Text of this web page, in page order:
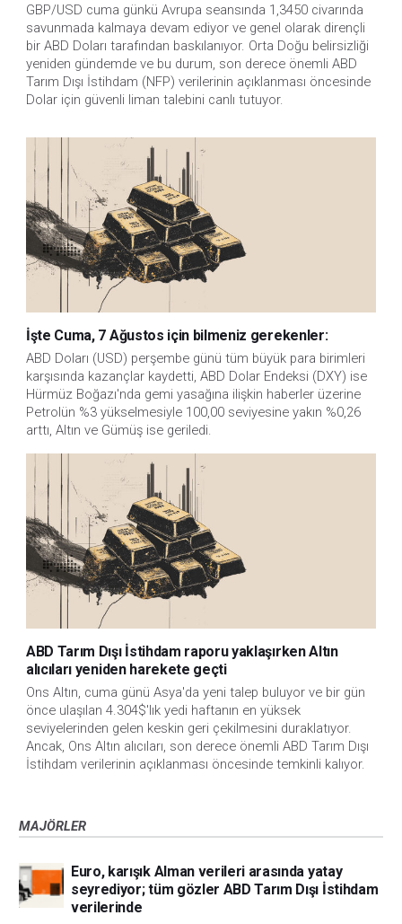
GBP/USD cuma günkü Avrupa seansında 1,3450 civarında
savunmada kalmaya devam ediyor ve genel olarak dirençli
bir ABD Doları tarafından baskılanıyor. Orta Doğu belirsizliği
yeniden gündemde ve bu durum, son derece önemli ABD
Tarım Dışı İstihdam (NFP) verilerinin açıklanması öncesinde
Dolar için güvenli liman talebini canlı tutuyor.
İşte Cuma, 7 Ağustos için bilmeniz gerekenler:
ABD Doları (USD) perşembe günü tüm büyük para birimleri
karşısında kazançlar kaydetti, ABD Dolar Endeksi (DXY) ise
Hürmüz Boğazı'nda gemi yasağına ilişkin haberler üzerine
Petrolün %3 yükselmesiyle 100,00 seviyesine yakın %0,26
arttı, Altın ve Gümüş ise geriledi.
ABD Tarım Dışı İstihdam raporu yaklaşırken Altın
alıcıları yeniden harekete geçti
Ons Altın, cuma günü Asya'da yeni talep buluyor ve bir gün
önce ulaşılan 4.304$'lık yedi haftanın en yüksek
seviyelerinden gelen keskin geri çekilmesini duraklatıyor.
Ancak, Ons Altın alıcıları, son derece önemli ABD Tarım Dışı
İstihdam verilerinin açıklanması öncesinde temkinli kalıyor.
MAJÖRLER
Euro, karışık Alman verileri arasında yatay
seyrediyor; tüm gözler ABD Tarım Dışı İstihdam
verilerinde